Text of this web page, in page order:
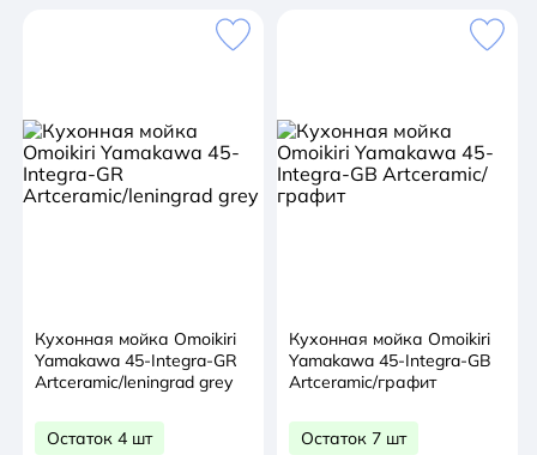
Кухонная мойка Omoikiri
Yamakawa 45-Integra-GR
Artceramic/leningrad grey
Остаток 4 шт
Кухонная мойка Omoikiri
Yamakawa 45-Integra-GB
Artceramic/графит
Остаток 7 шт